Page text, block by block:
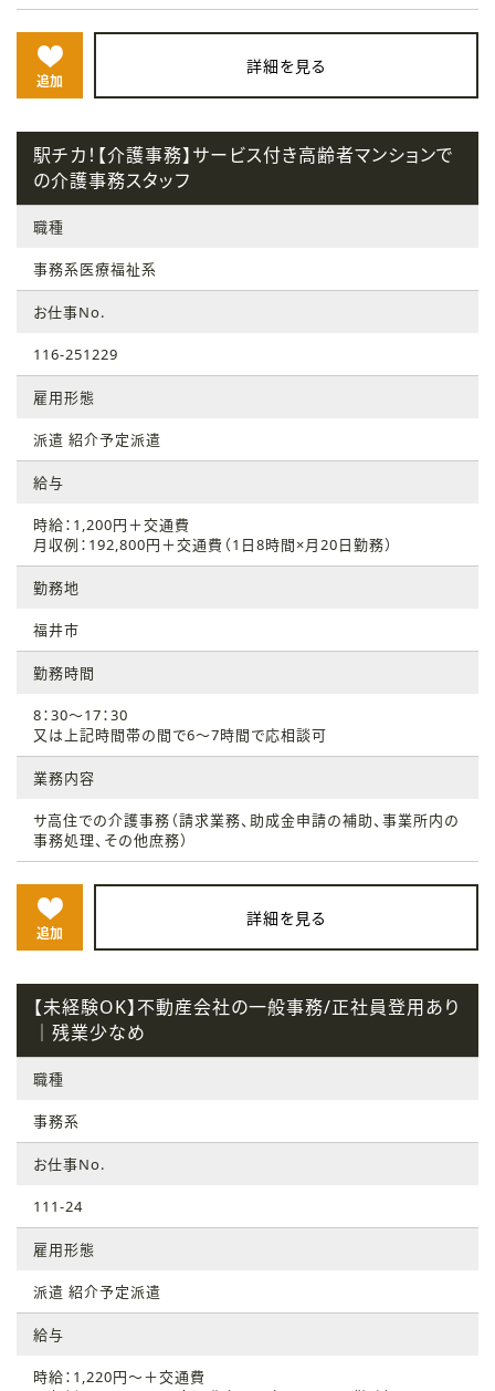
追加
詳細を見る
駅チカ！【介護事務】サービス付き高齢者マンションで
の介護事務スタッフ
職種
事務系医療福祉系
お仕事No.
116-251229
雇用形態
派遣 紹介予定派遣
給与
時給：1,200円＋交通費
月収例：192,800円＋交通費（1日8時間×月20日勤務）
勤務地
福井市
勤務時間
8：30～17：30
又は上記時間帯の間で6～7時間で応相談可
業務内容
サ高住での介護事務（請求業務、助成金申請の補助、事業所内の
事務処理、その他庶務）
追加
詳細を見る
【未経験OK】不動産会社の一般事務/正社員登用あり
｜残業少なめ
職種
事務系
お仕事No.
111-24
雇用形態
派遣 紹介予定派遣
給与
時給：1,220円～＋交通費